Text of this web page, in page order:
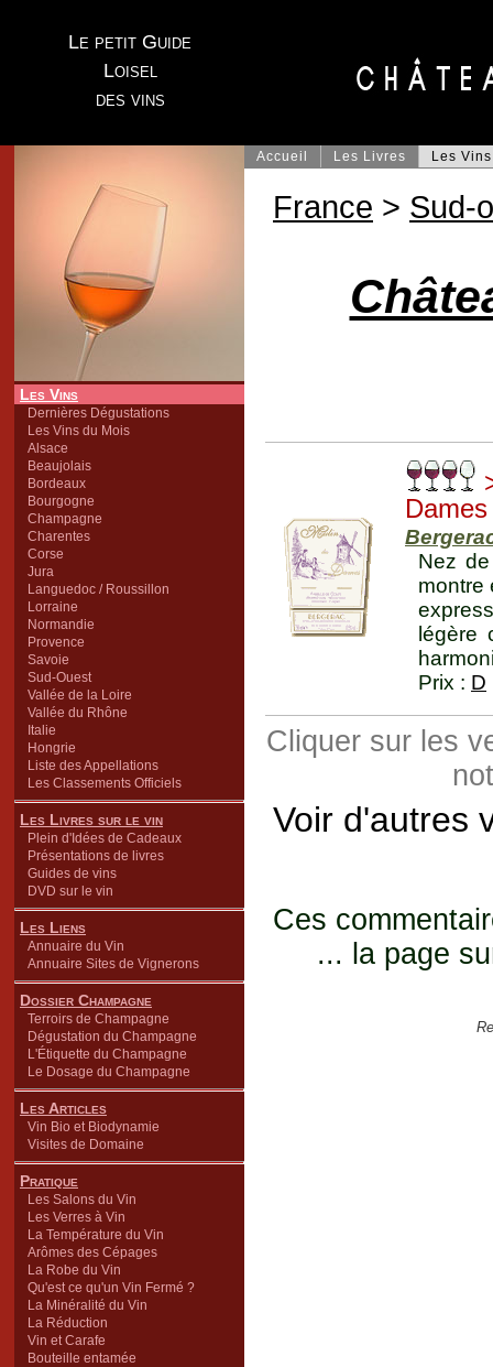
Le petit Guide
Loisel
des vins
Les Vins
Dernières Dégustations
Les Vins du Mois
Alsace
Beaujolais
Bordeaux
Bourgogne
Champagne
Charentes
Corse
Jura
Languedoc / Roussillon
Lorraine
Normandie
Provence
Savoie
Sud-Ouest
Vallée de la Loire
Vallée du Rhône
Italie
Hongrie
Liste des Appellations
Les Classements Officiels
Les Livres sur le vin
Plein d'Idées de Cadeaux
Présentations de livres
Guides de vins
DVD sur le vin
Les Liens
Annuaire du Vin
Annuaire Sites de Vignerons
Dossier Champagne
Terroirs de Champagne
Dégustation du Champagne
L'Étiquette du Champagne
Le Dosage du Champagne
Les Articles
Vin Bio et Biodynamie
Visites de Domaine
Pratique
Les Salons du Vin
Les Verres à Vin
La Température du Vin
Arômes des Cépages
La Robe du Vin
Qu'est ce qu'un Vin Fermé ?
La Minéralité du Vin
La Réduction
Vin et Carafe
Bouteille entamée
Accueil Les Livres Les Vins
France > Sud-
Nez
montre
légère
Prix : D
Cliquer sur les
Voir d'autres
Ces
... la page